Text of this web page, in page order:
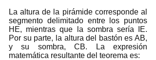
La altura de la pirámide corresponde al
segmento delimitado entre los puntos
HE, mientras que la sombra sería IE.
Por su parte, la altura del bastón es AB,
y su sombra, CB. La expresión
matemática resultante del teorema es: